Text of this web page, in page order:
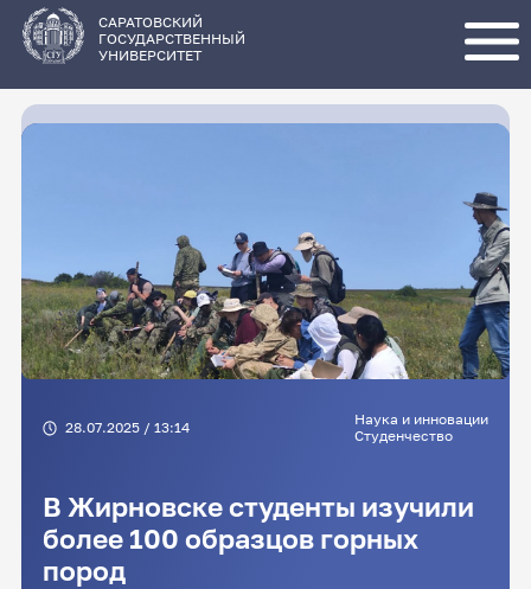
основному
содержанию
САРАТОВСКИЙ
ГОСУДАРСТВЕННЫЙ
УНИВЕРСИТЕТ
28.07.2025 / 13:14
Наука и инновации
Студенчество
В Жирновске студенты изучили
более 100 образцов горных
пород